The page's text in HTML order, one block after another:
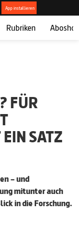
Rubriken
FÜR
SATZ
– und
mitunter auch
in die Forschung.